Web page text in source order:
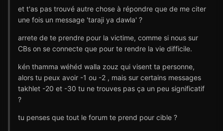
et t'as pas trouvé autre chose à répondre que de me citer
une fois un message 'taraji ya dawla' ?
arrete de te prendre pour la victime, comme si nous sur
CBs on se connecte que pour te rendre la vie difficile.
kén thamma wéhéd walla zouz qui visent ta personne,
alors tu peux avoir -1 ou -2 , mais sur certains messages
takhlet -20 et -30 tu ne trouves pas ça un peu significatif
?
tu penses que tout le forum te prend pour cible ?